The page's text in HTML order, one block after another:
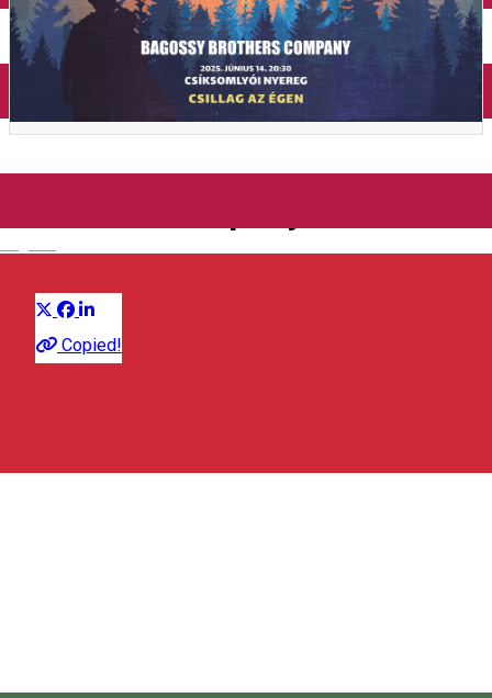
Închirieri auto
Închirieri de biciclete
Csillag az égen - Bagossy
Copied!
Concert
Miercurea Ciuc, Romania